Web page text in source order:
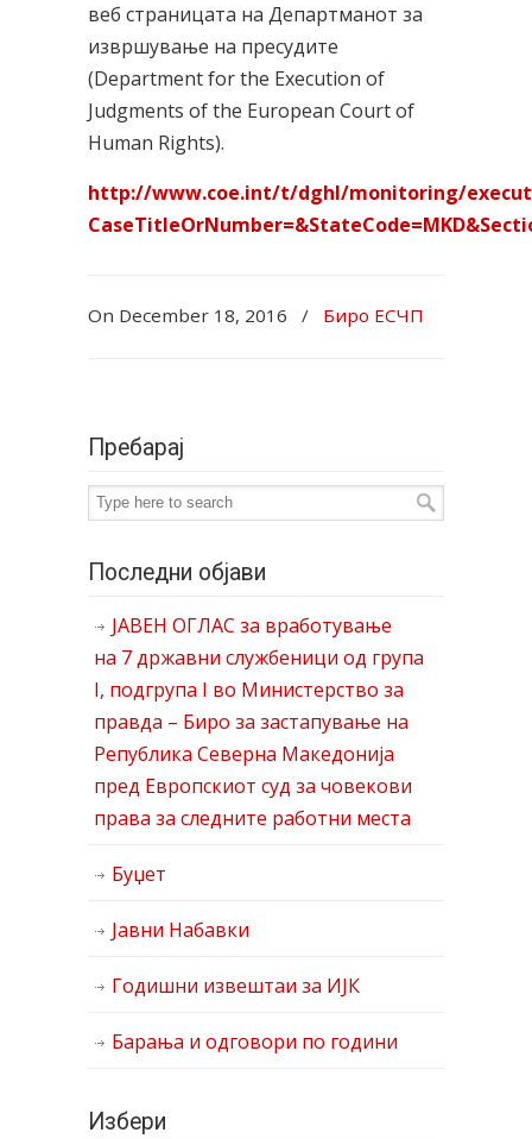
веб страницата на Департманот за
извршување на пресудите
(Department for the Execution of
Judgments of the European Court of
Human Rights).
http://www.coe.int/t/dghl/monitoring/
On December 18, 2016 / Биро ЕСЧП
Пребарај
Последни објави
ЈАВЕН ОГЛАС за вработување
на 7 државни службеници од група
I, подгрупа I во Министерство за
правда – Биро за застапување на
Република Северна Македонија
пред Европскиот суд за човекови
права за следните работни места
Буџет
Јавни Набавки
Годишни извештаи за ИЈК
Барања и одговори по години
Избери